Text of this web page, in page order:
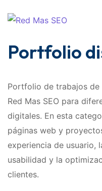
Portfolio
Portfolio de trabajos
Red Mas SEO para
digitales. En esta
páginas web y
experiencia de usuario,
usabilidad y la
clientes.